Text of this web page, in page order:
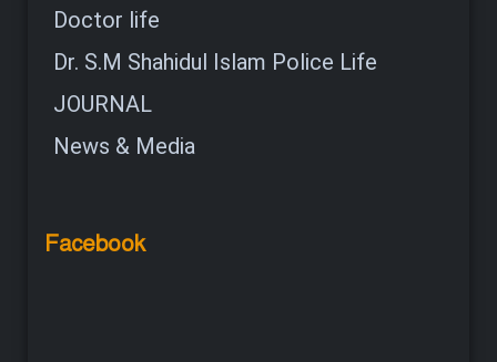
Doctor life
Dr. S.M Shahidul Islam Police Life
JOURNAL
News & Media
Facebook